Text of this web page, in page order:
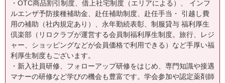
・OTC商品割引制度、借上社宅制度（エリアによる）、 インフ
ルエンザ予防接種補助金、赴任補助制度、赴任手当・ 引越し費
用の補助（社内規定あり）、永年勤続表彰、制服貸与 福利厚生
倶楽部（リロクラブが運営する会員制福利厚生制度。旅行、レジ
ャー、ショッピングなどが会員価格で利用できる）など手厚い福
利厚生制度もございます。
・新入社員研修、フォローアップ研修をはじめ、専門知識や接遇
マナーの研修など学びの機会も豊富です。学会参加や認定薬剤師